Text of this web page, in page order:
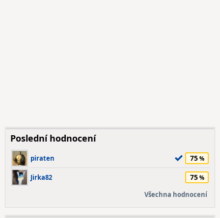
Poslední hodnocení
piraten 75
Jirka82 75
Všechna hodnocení